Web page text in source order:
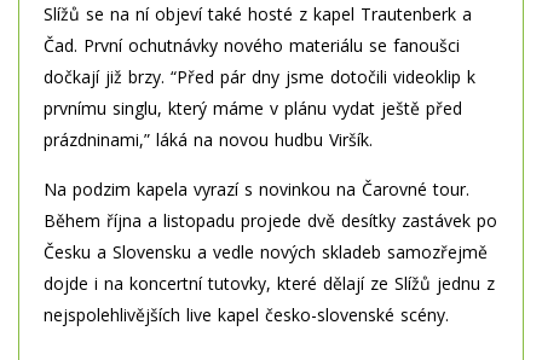
Slížů se na ní objeví také hosté z kapel Trautenberk a
Čad. První ochutnávky nového materiálu se fanoušci
dočkají již brzy. “Před pár dny jsme dotočili videoklip k
prvnímu singlu, který máme v plánu vydat ještě před
prázdninami,” láká na novou hudbu Viršík.
Na podzim kapela vyrazí s novinkou na Čarovné tour.
Během října a listopadu projede dvě desítky zastávek po
Česku a Slovensku a vedle nových skladeb samozřejmě
dojde i na koncertní tutovky, které dělají ze Slížů jednu z
nejspolehlivějších live kapel česko-slovenské scény.